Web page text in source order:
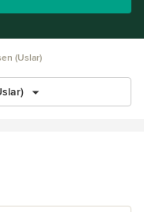
(Uslar)
Sternen